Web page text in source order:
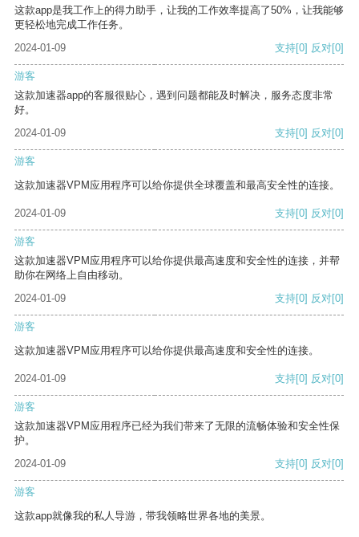
这款app是我工作上的得力助手，让我的工作效率提高了50%，让我能够
更轻松地完成工作任务。
2024-01-09
支持[0] 反对[0]
游客
这款加速器app的客服很贴心，遇到问题都能及时解决，服务态度非常
好。
2024-01-09
支持[0] 反对[0]
游客
这款加速器VPM应用程序可以给你提供全球覆盖和最高安全性的连接。
2024-01-09 支持[0] 反对[0]
游客
这款加速器VPM应用程序可以给你提供最高速度和安全性的连接，并帮
助你在网络上自由移动。
2024-01-09
支持[0] 反对[0]
游客
这款加速器VPM应用程序可以给你提供最高速度和安全性的连接。
2024-01-09 支持[0] 反对[0]
游客
这款加速器VPM应用程序已经为我们带来了无限的流畅体验和安全性保
护。
2024-01-09
支持[0] 反对[0]
游客
这款app就像我的私人导游，带我领略世界各地的美景。